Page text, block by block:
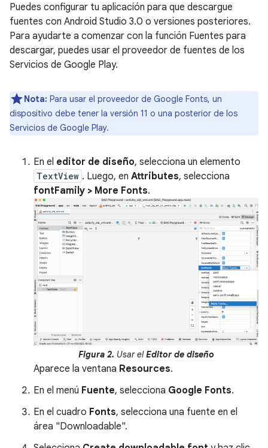
Puedes configurar tu aplicación para que descargue
fuentes con Android Studio 3.0 o versiones posteriores.
Para ayudarte a comenzar con la función Fuentes para
descargar, puedes usar el proveedor de fuentes de los
Servicios de Google Play.
Nota: Para usar el proveedor de Google Fonts, un
dispositivo debe tener la versión 11 o una posterior de los
Servicios de Google Play.
En el editor de diseño, selecciona un elemento
TextView . Luego, en Attributes, selecciona
fontFamily > More Fonts.
Figura 2. Usar elEditor de diseño
Aparece la ventana Resources.
En el menú Fuente, selecciona Google Fonts.
En el cuadro Fonts, selecciona una fuente en el
área "Downloadable".